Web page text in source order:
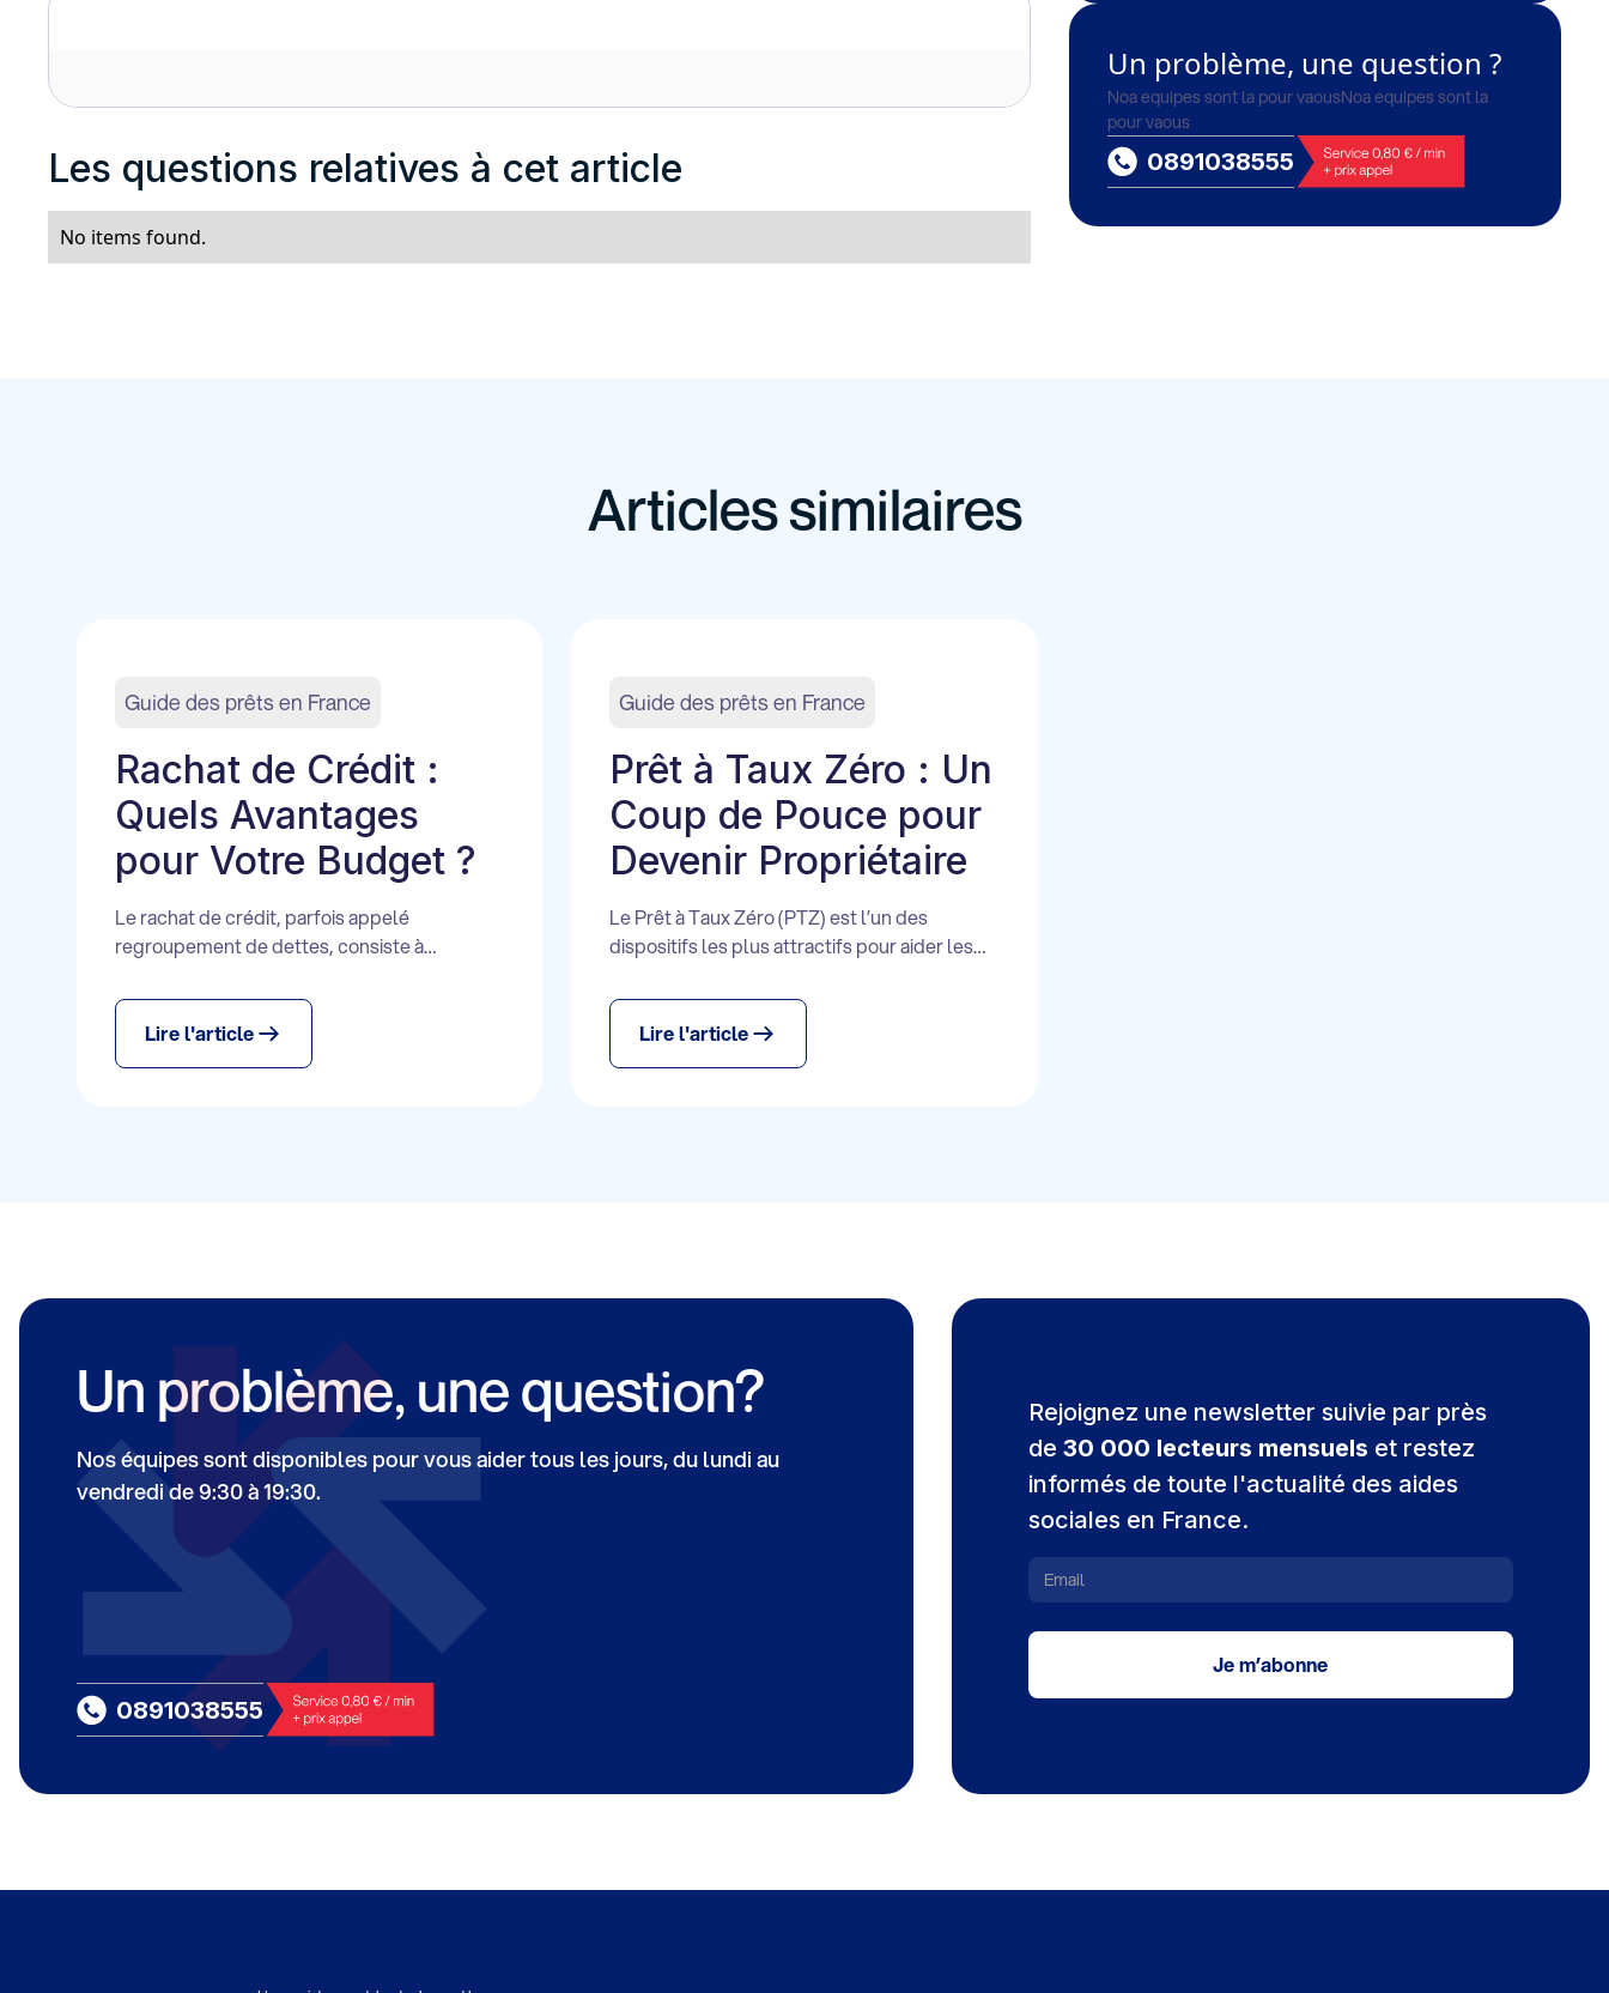
Les questions relatives à cet article
No items found.
Un problème, une question ?
Noa equipes sont la pour vaousNoa equipes sont la
pour vaous
0891038555
Articles similaires
Guide des prêts en France
Rachat de Crédit :
Quels Avantages
pour Votre Budget ?
Le rachat de crédit, parfois appelé
regroupement de dettes, consiste à
Cette opération peut permettre de réduire
les mensualités et de mieux maîtriser son
budget, même si elle implique parfois un
Lire l'article
Guide des prêts en France
Prêt à Taux Zéro : Un
Coup de Pouce pour
Devenir Propriétaire
Le Prêt à Taux Zéro (PTZ) est l’un des
dispositifs les plus attractifs pour aider les
financer une partie de l’achat ou de la
construction d’un logement sans payer
d’intérêts. Dans cet article, nous passons en
Lire l'article
Un problème, une question?
Nos équipes sont disponibles pour vous aider tous les jours, du lundi au
vendredi de 9:30 à 19:30.
0891038555
Rejoignez une newsletter suivie par près
de 30 000 lecteurs mensuels et restez
informés de toute l'actualité des aides
sociales en France.
Je m’abonne